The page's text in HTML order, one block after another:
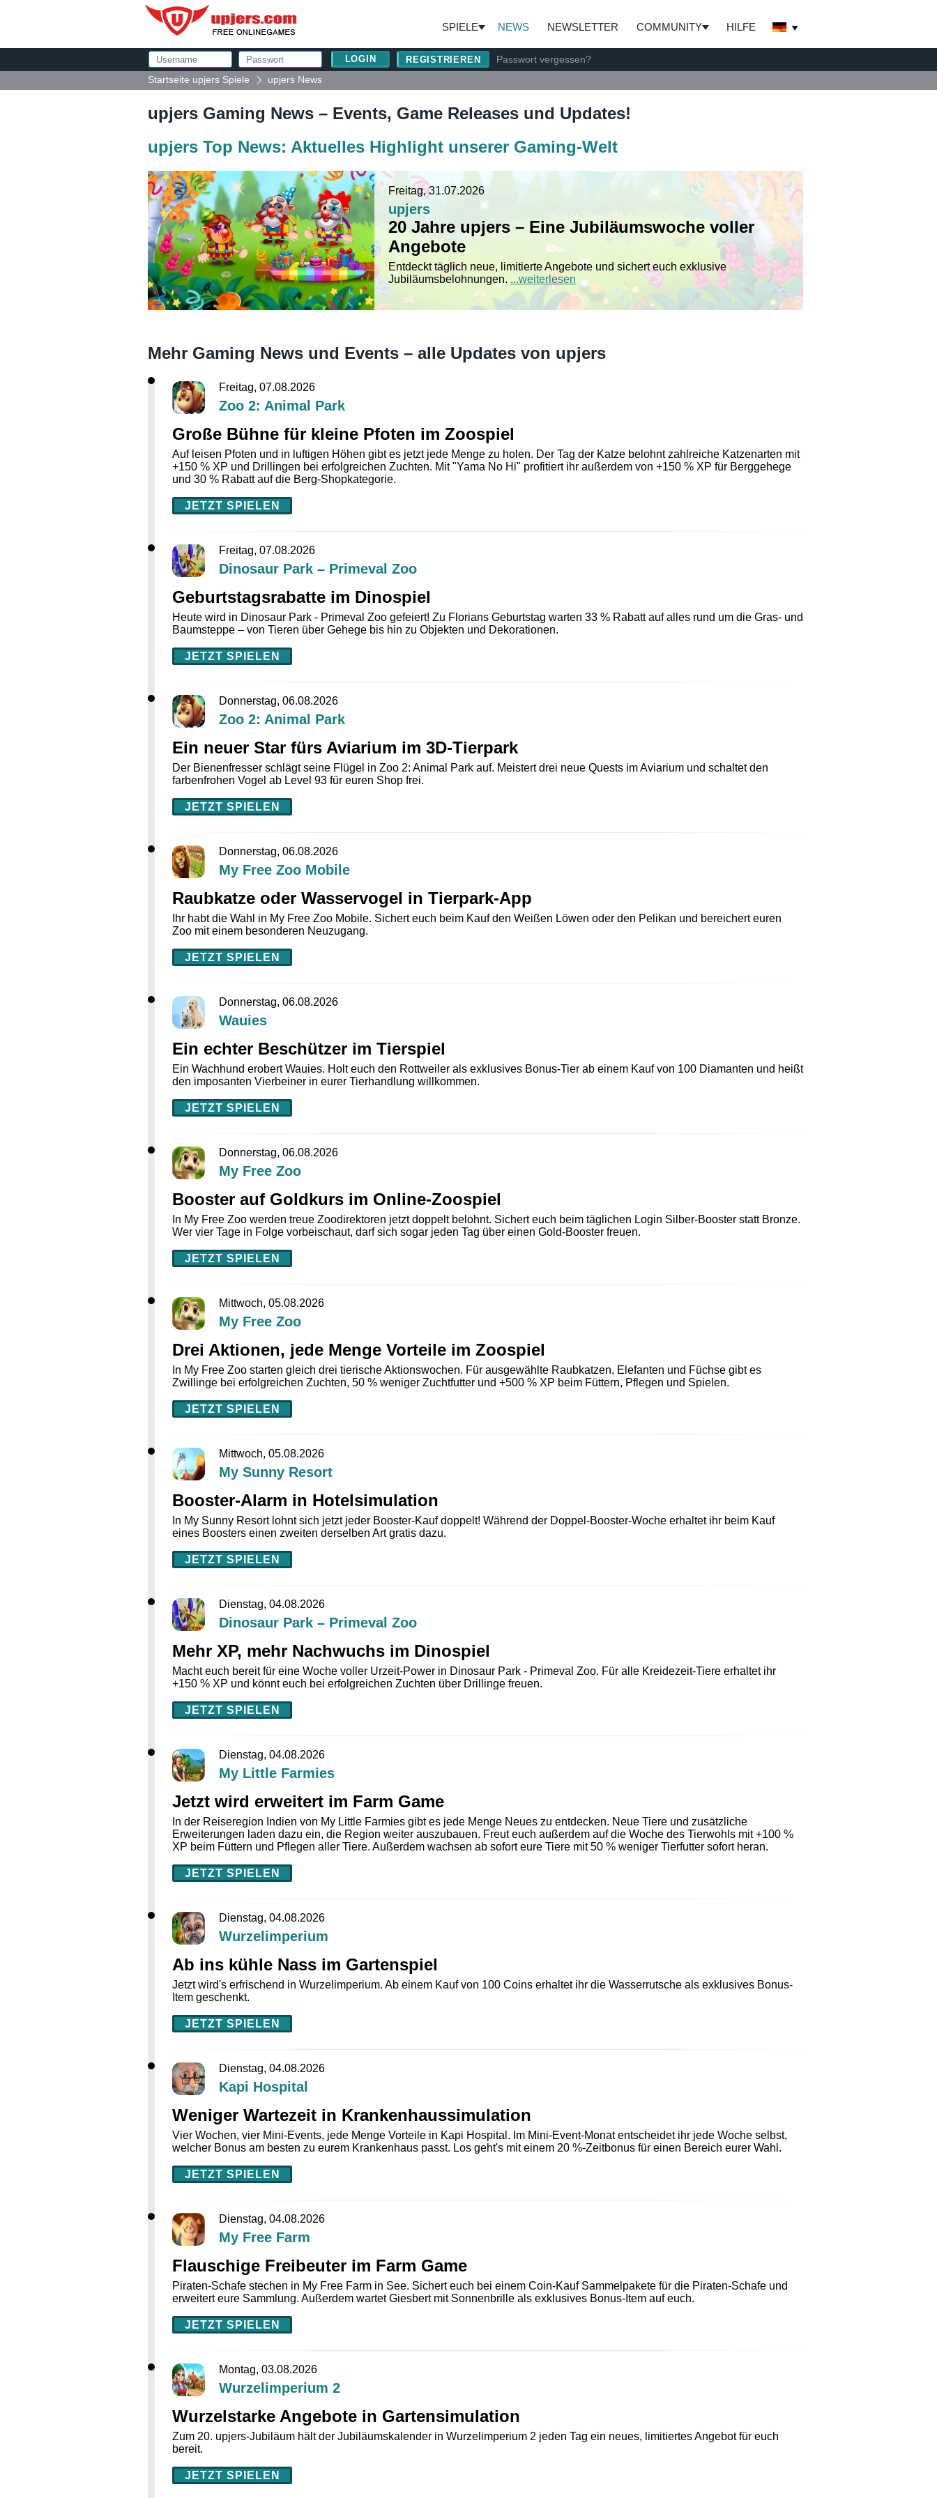
SPIELE NEWS NEWSLETTER COMMUNITY HILFE
REGISTRIEREN
Passwort vergessen?
Startseite upjers Spiele
upjers News
upjers Gaming News – Events, Game Releases und Updates!
upjers Top News: Aktuelles Highlight unserer Gaming-Welt
Freitag, 31.07.2026
upjers
20 Jahre upjers – Eine Jubiläumswoche voller
Angebote
Entdeckt täglich neue, limitierte Angebote und sichert euch exklusive
Jubiläumsbelohnungen. ...weiterlesen
Mehr Gaming News und Events – alle Updates von upjers
Freitag, 07.08.2026
Zoo 2: Animal Park
Große Bühne für kleine Pfoten im Zoospiel
Auf leisen Pfoten und in luftigen Höhen gibt es jetzt jede Menge zu holen. Der Tag der Katze belohnt zahlreiche Katzenarten mit
+150 % XP und Drillingen bei erfolgreichen Zuchten. Mit "Yama No Hi" profitiert ihr außerdem von +150 % XP für Berggehege
und 30 % Rabatt auf die Berg-Shopkategorie.
JETZT SPIELEN
Freitag, 07.08.2026
Dinosaur Park – Primeval Zoo
Geburtstagsrabatte im Dinospiel
Heute wird in Dinosaur Park - Primeval Zoo gefeiert! Zu Florians Geburtstag warten 33 % Rabatt auf alles rund um die Gras- und
Baumsteppe – von Tieren über Gehege bis hin zu Objekten und Dekorationen.
JETZT SPIELEN
Donnerstag, 06.08.2026
Zoo 2: Animal Park
Ein neuer Star fürs Aviarium im 3D-Tierpark
Der Bienenfresser schlägt seine Flügel in Zoo 2: Animal Park auf. Meistert drei neue Quests im Aviarium und schaltet den
farbenfrohen Vogel ab Level 93 für euren Shop frei.
JETZT SPIELEN
Donnerstag, 06.08.2026
My Free Zoo Mobile
Raubkatze oder Wasservogel in Tierpark-App
Ihr habt die Wahl in My Free Zoo Mobile. Sichert euch beim Kauf den Weißen Löwen oder den Pelikan und bereichert euren
Zoo mit einem besonderen Neuzugang.
JETZT SPIELEN
Donnerstag, 06.08.2026
Wauies
Ein echter Beschützer im Tierspiel
Ein Wachhund erobert Wauies. Holt euch den Rottweiler als exklusives Bonus-Tier ab einem Kauf von 100 Diamanten und heißt
den imposanten Vierbeiner in eurer Tierhandlung willkommen.
JETZT SPIELEN
Donnerstag, 06.08.2026
My Free Zoo
Booster auf Goldkurs im Online-Zoospiel
In My Free Zoo werden treue Zoodirektoren jetzt doppelt belohnt. Sichert euch beim täglichen Login Silber-Booster statt Bronze.
Wer vier Tage in Folge vorbeischaut, darf sich sogar jeden Tag über einen Gold-Booster freuen.
JETZT SPIELEN
Mittwoch, 05.08.2026
My Free Zoo
Drei Aktionen, jede Menge Vorteile im Zoospiel
In My Free Zoo starten gleich drei tierische Aktionswochen. Für ausgewählte Raubkatzen, Elefanten und Füchse gibt es
Zwillinge bei erfolgreichen Zuchten, 50 % weniger Zuchtfutter und +500 % XP beim Füttern, Pflegen und Spielen.
JETZT SPIELEN
Mittwoch, 05.08.2026
My Sunny Resort
Booster-Alarm in Hotelsimulation
In My Sunny Resort lohnt sich jetzt jeder Booster-Kauf doppelt! Während der Doppel-Booster-Woche erhaltet ihr beim Kauf
eines Boosters einen zweiten derselben Art gratis dazu.
JETZT SPIELEN
Dienstag, 04.08.2026
Dinosaur Park – Primeval Zoo
Mehr XP, mehr Nachwuchs im Dinospiel
Macht euch bereit für eine Woche voller Urzeit-Power in Dinosaur Park - Primeval Zoo. Für alle Kreidezeit-Tiere erhaltet ihr
+150 % XP und könnt euch bei erfolgreichen Zuchten über Drillinge freuen.
JETZT SPIELEN
Dienstag, 04.08.2026
My Little Farmies
Jetzt wird erweitert im Farm Game
In der Reiseregion Indien von My Little Farmies gibt es jede Menge Neues zu entdecken. Neue Tiere und zusätzliche
Erweiterungen laden dazu ein, die Region weiter auszubauen. Freut euch außerdem auf die Woche des Tierwohls mit +100 %
XP beim Füttern und Pflegen aller Tiere. Außerdem wachsen ab sofort eure Tiere mit 50 % weniger Tierfutter sofort heran.
JETZT SPIELEN
Dienstag, 04.08.2026
Wurzelimperium
Ab ins kühle Nass im Gartenspiel
Jetzt wird's erfrischend in Wurzelimperium. Ab einem Kauf von 100 Coins erhaltet ihr die Wasserrutsche als exklusives Bonus-
Item geschenkt.
JETZT SPIELEN
Dienstag, 04.08.2026
Kapi Hospital
Weniger Wartezeit in Krankenhaussimulation
Vier Wochen, vier Mini-Events, jede Menge Vorteile in Kapi Hospital. Im Mini-Event-Monat entscheidet ihr jede Woche selbst,
welcher Bonus am besten zu eurem Krankenhaus passt. Los geht's mit einem 20 %-Zeitbonus für einen Bereich eurer Wahl.
JETZT SPIELEN
Dienstag, 04.08.2026
My Free Farm
Flauschige Freibeuter im Farm Game
Piraten-Schafe stechen in My Free Farm in See. Sichert euch bei einem Coin-Kauf Sammelpakete für die Piraten-Schafe und
erweitert eure Sammlung. Außerdem wartet Giesbert mit Sonnenbrille als exklusives Bonus-Item auf euch.
JETZT SPIELEN
Montag, 03.08.2026
Wurzelimperium 2
Wurzelstarke Angebote in Gartensimulation
Zum 20. upjers-Jubiläum hält der Jubiläumskalender in Wurzelimperium 2 jeden Tag ein neues, limitiertes Angebot für euch
bereit.
JETZT SPIELEN